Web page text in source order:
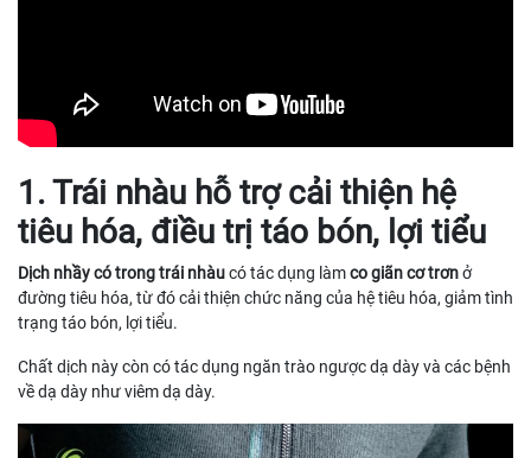
1. Trái nhàu hỗ trợ cải thiện hệ
tiêu hóa, điều trị táo bón, lợi tiểu
Dịch nhầy có trong trái nhàucó tác dụng làmco giãn cơ trơnở
đường tiêu hóa, từ đó cải thiện chức năng của hệ tiêu hóa, giảm tình
trạng táo bón, lợi tiểu.
Chất dịch này còn có tác dụng ngăn trào ngược dạ dày và các bệnh
về dạ dày như viêm dạ dày.